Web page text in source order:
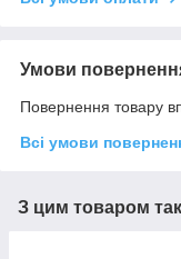
Умови
Повернення товару
Всі умови
З цим товаром